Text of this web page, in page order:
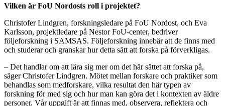
Vilken är FoU Nordosts roll i projektet?
Christofer Lindgren, forskningsledare på FoU Nordost, och Eva
Karlsson, projektledare på Nestor FoU-center, bedriver
följeforskning i SAMSAS. Följeforskning innebär att de finns med
och studerar och granskar hur detta sätt att forska på förverkligas.
– Det handlar om att lära sig mer om det här sättet att forska på,
säger Christofer Lindgren. Mötet mellan forskare och praktiker som
behandlas som medforskare, vilka resultat den här typen av
forskning för med sig och hur man kan göra det i kontexten av äldre
personer. Vår uppgift är att finnas med, observera, reflektera och